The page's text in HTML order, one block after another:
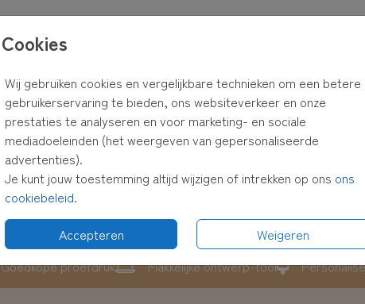
Cookies
Wij gebruiken cookies en vergelijkbare technieken om een betere
gebruikerservaring te bieden, ons websiteverkeer en onze
prestaties te analyseren en voor marketing- en sociale
mediadoeleinden (het weergeven van gepersonaliseerde
advertenties).
Je kunt jouw toestemming altijd wijzigen of intrekken op ons ons
cookiebeleid.
Accepteren
Weigeren
kiest,
en
in je
Goedkope proefdruk Makkelijke ontwerp-tool